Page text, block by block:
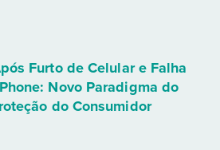
Furto de Celular e Falha
Novo Paradigma do
do Consumidor